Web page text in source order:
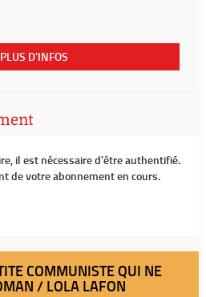
PLUS D'INFOS
il est nécessaire d'être authentifié.
de votre abonnement en cours.
COMMUNISTE QUI NE
/ LOLA LAFON